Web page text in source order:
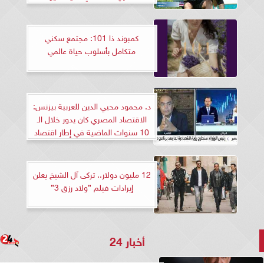
الساحرة
كمبوند ذا 101: مجتمع سكني
متكامل بأسلوب حياة عالمي
د. محمود محيي الدين للعربية بيزنس:
الاقتصاد المصري كان يدور خلال الـ
10 سنوات الماضية في إطار اقتصاد
إدارة أزمات
12 مليون دولار.. تركى آل الشيخ يعلن
إيرادات فيلم ”ولاد رزق 3”
أخبار 24